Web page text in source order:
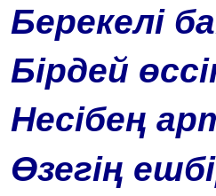
Берекелі
Бірдей
Несібең
Өзегің